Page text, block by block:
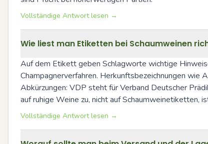
Vollständige Antwort lesen →
Wie liest man Etiketten bei Schaumweinen
Auf dem Etikett geben Schlagworte wichtige
Champagnerverfahren. Herkunftsbezeichnungen wie
Abkürzungen: VDP steht für Verband Deutscher
auf ruhige Weine zu, nicht auf Schaumweinetiketten,
Vollständige Antwort lesen →